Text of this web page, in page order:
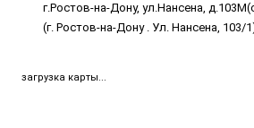
г.Ростов-на-Дону, ул.Нансена,
(г. Ростов-на-Дону . Ул. Нансена, 103/
загрузка карты...